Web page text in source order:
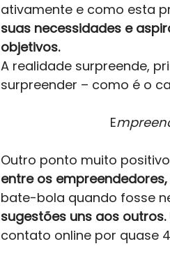
ativamente e como esta
suas necessidades e
objetivos.
A realidade surpreende,
surpreender – como é o
E
Outro ponto muito
entre os empreendedores,
bate-bola quando fosse
sugestões uns aos outros.
contato online por quase